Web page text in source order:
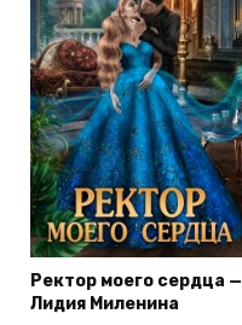
Ректор моего сердца —
Лидия Миленина